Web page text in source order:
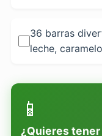
36 barras
leche,
📱
¿Quieres